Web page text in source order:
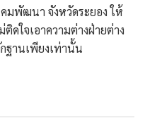
มพัฒนา จังหวัดระยอง ให้
ดใจเอาความต่างฝ่ายต่าง
ฐานเพียงเท่านั้น